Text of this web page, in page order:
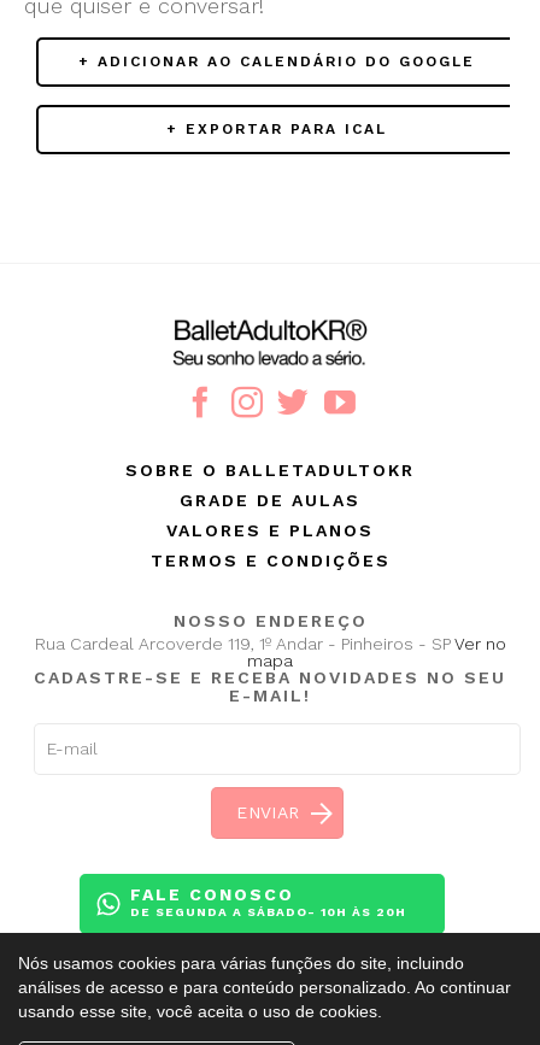
que quiser e conversar!
+ ADICIONAR AO CALENDÁRIO DO GOOGLE
+ EXPORTAR PARA ICAL
NOSSO ENDEREÇO
Rua Cardeal Arcoverde 119, 1º Andar - Pinheiros - SPVer no
mapa
CADASTRE-SE E RECEBA NOVIDADES NO SEU
E-MAIL!
FALE CONOSCO
DE SEGUNDA A SÁBADO- 10H ÀS 20H
SOBRE O BALLETADULTOKR
GRADE DE AULAS
VALORES E PLANOS
TERMOS E CONDIÇÕES
Nós usamos cookies para várias funções do site, incluindo
análises de acesso e para conteúdo personalizado. Ao continuar
usando esse site, você aceita o uso de cookies.